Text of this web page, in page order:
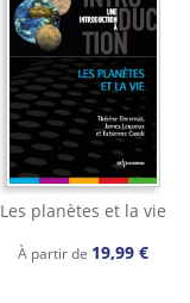
Les planètes et la vie
À partir de 19,99 €